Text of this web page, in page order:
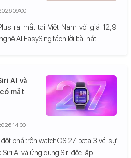
ra mắt tại Việt Nam với giá 12,9
AI EasySing tách lời bài hát.
09:00
AI và
mặt
phá trên watchOS 27 beta 3 với sự
AI và ứng dụng Siri độc lập.
14:00